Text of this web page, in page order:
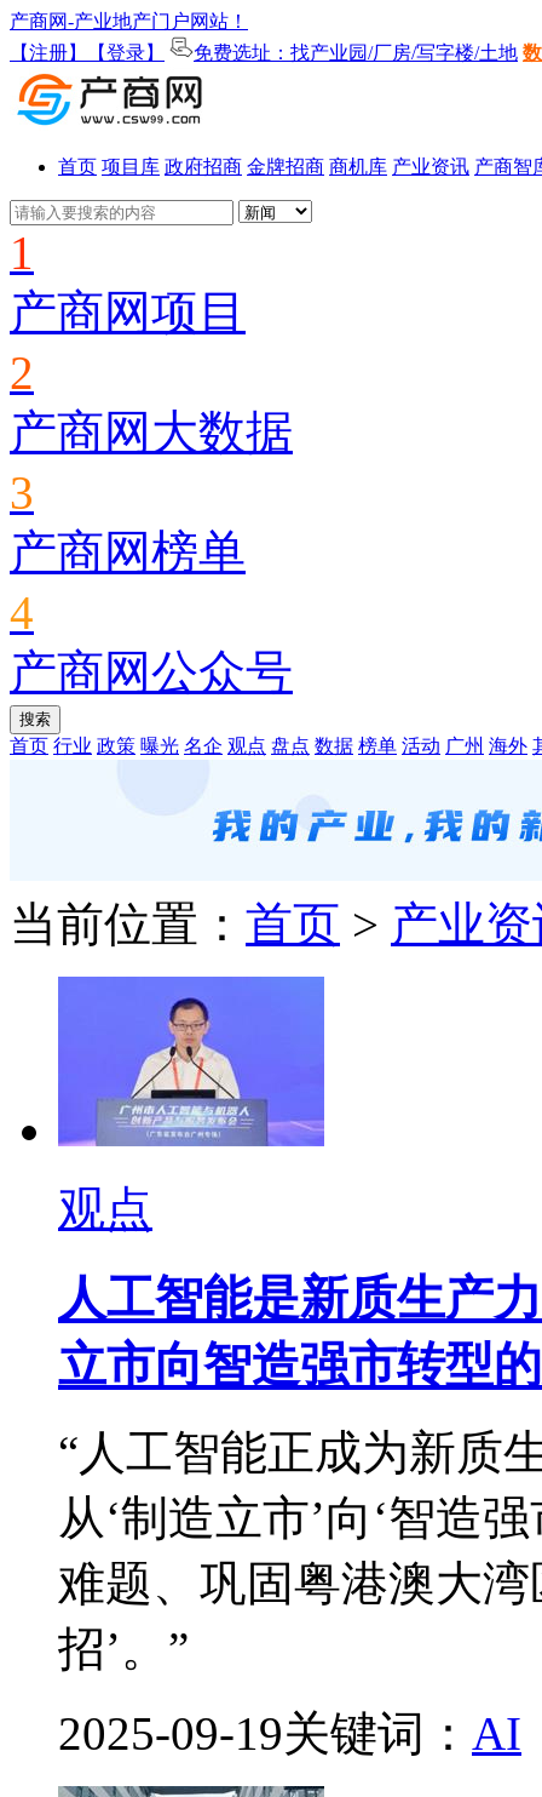
产商网-产业地产门户网站！
【注册】
【登录】 免费选址：找产业园/厂房/写字楼/土地
首页 项目库 政府招商 金牌招商 商机库 产业资讯 产商智
1
产商网项目
2
产商网大数据
3
产商网榜单
4
产商网公众号
首页 行业 政策 曝光 名企 观点 盘点 数据 榜单 活动 广州 海外
当前位置： 首页 > 产业
观点
人工智能是新质生产
立市向智造强市转型
“人工智能正成为新质
从‘制造立市’向‘智造
难题、巩固粤港澳大
招’。”
2025-09-19关键词： AI